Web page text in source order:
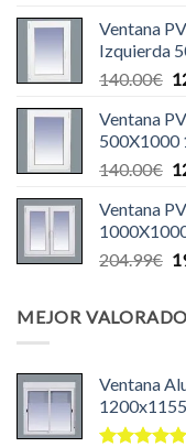
Ventana
Izquierda
140.00€ El
Ventana
500X1000
140.00€ El
Ventana
204.99€ El
MEJOR
Ventana